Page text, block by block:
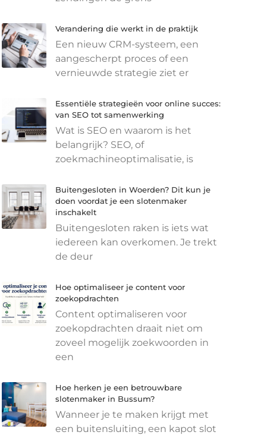
Verandering die werkt in de praktijk
Een nieuw CRM-systeem, een
aangescherpt proces of een
vernieuwde strategie ziet er
Essentiële strategieën voor online succes:
van SEO tot samenwerking
Wat is SEO en waarom is het
belangrijk? SEO, of
zoekmachineoptimalisatie, is
Buitengesloten in Woerden? Dit kun je
doen voordat je een slotenmaker
inschakelt
Buitengesloten raken is iets wat
iedereen kan overkomen. Je trekt
de deur
Hoe optimaliseer je content voor
zoekopdrachten
Content optimaliseren voor
zoekopdrachten draait niet om
zoveel mogelijk zoekwoorden in
een
Hoe herken je een betrouwbare
slotenmaker in Bussum?
Wanneer je te maken krijgt met
een buitensluiting, een kapot slot